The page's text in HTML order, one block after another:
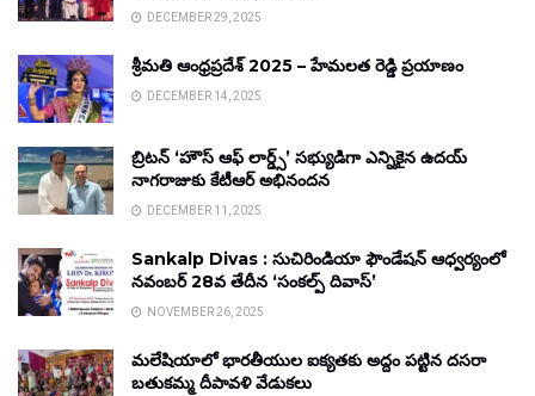
DECEMBER 29, 2025
శ్రీమతి ఆంధ్రప్రదేశ్ 2025 – హేమలత రెడ్డి ప్రయాణం
DECEMBER 14, 2025
బ్రిటన్ ‘హౌస్ ఆఫ్ లార్డ్స్’ సభ్యుడిగా ఎన్నికైన ఉదయ్
నాగరాజుకు కేటీఆర్ అభినందన
DECEMBER 11, 2025
Sankalp Divas : సుచిరిండియా ఫౌండేషన్ ఆధ్వర్యంలో
నవంబర్ 28వ తేదీన ‘సంకల్ప్ దివాస్’
NOVEMBER 26, 2025
మలేషియాలో భారతీయుల ఐక్యతకు అద్దం పట్టిన దసరా
బతుకమ్మ దీపావళి వేడుకలు